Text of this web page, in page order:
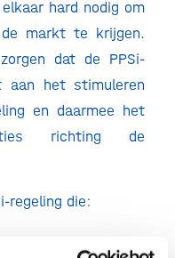
hard nodig om
markt te krijgen.
dat de PPSi-
aan het stimuleren
en daarmee het
richting de
regeling die: